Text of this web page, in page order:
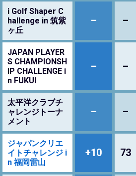
i Golf Shaper C
hallenge in 筑紫
ヶ丘
– –
JAPAN PLAYER
S CHAMPIONSH
IP CHALLENGE i
n FUKUI
– –
太平洋クラブチ
ャレンジトーナ
メント
– –
ジャパンクリエ
イトチャレンジ i
n 福岡雷山
+10 73